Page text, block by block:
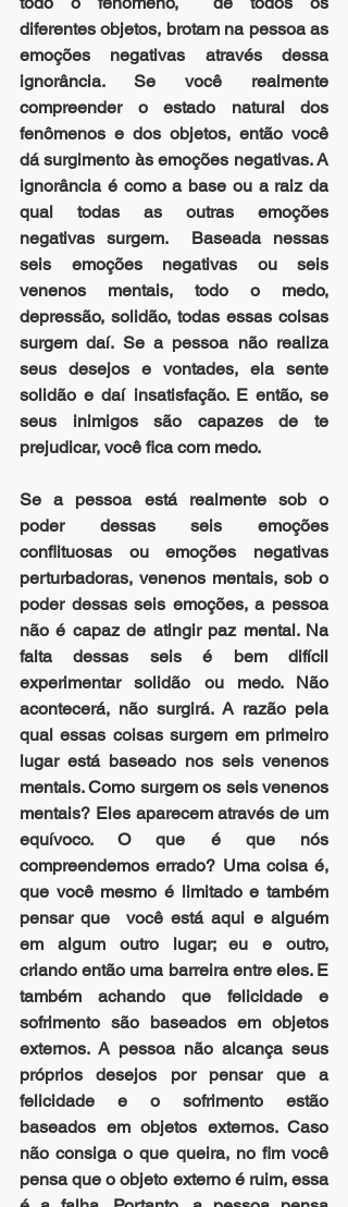
diferentes objetos, brotam na pessoa as
emoções negativas através dessa
ignorância. Se você realmente
compreender o estado natural dos
fenômenos e dos objetos, então você
dá surgimento às emoções negativas. A
ignorância é como a base ou a raiz da
qual todas as outras emoções
negativas surgem.  Baseada nessas
seis emoções negativas ou seis
venenos mentais, todo o medo,
depressão, solidão, todas essas coisas
surgem daí. Se a pessoa não realiza
seus desejos e vontades, ela sente
solidão e daí insatisfação. E então, se
seus inimigos são capazes de te
prejudicar, você fica com medo.
Se a pessoa está realmente sob o
poder dessas seis emoções
conflituosas ou emoções negativas
perturbadoras, venenos mentais, sob o
poder dessas seis emoções, a pessoa
não é capaz de atingir paz mental. Na
falta dessas seis é bem difícil
experimentar solidão ou medo. Não
acontecerá, não surgirá. A razão pela
qual essas coisas surgem em primeiro
lugar está baseado nos seis venenos
mentais. Como surgem os seis venenos
mentais? Eles aparecem através de um
equívoco. O que é que nós
compreendemos errado? Uma coisa é,
que você mesmo é limitado e também
pensar que  você está aqui e alguém
em algum outro lugar; eu e outro,
criando então uma barreira entre eles. E
também achando que felicidade e
sofrimento são baseados em objetos
externos. A pessoa não alcança seus
próprios desejos por pensar que a
felicidade e o sofrimento estão
baseados em objetos externos. Caso
não consiga o que queira, no fim você
pensa que o objeto externo é ruim, essa